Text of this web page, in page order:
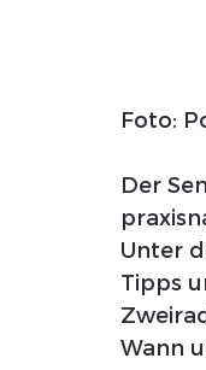
Foto:
Der
Unter
Tipps
Wann